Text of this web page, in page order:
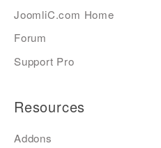
JoomliC.com Home
Forum
Support Pro
Resources
Addons